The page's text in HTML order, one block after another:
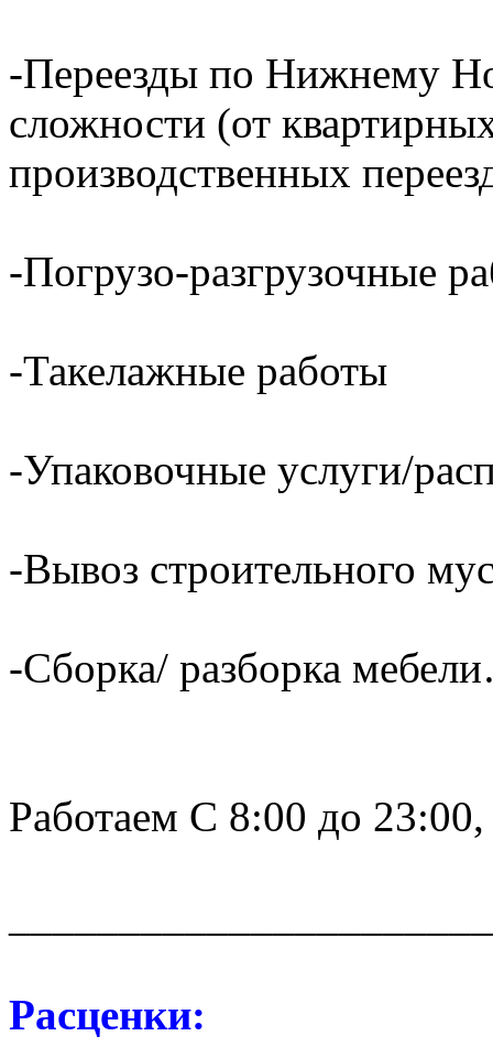
-Переезды по Нижнему
сложности (от
производственных
-Погрузо-разгрузочные
-Такелажные работы
-Упаковочные услуги/
-Вывоз строительного
-Сборка/ разборка
Работаем С 8:00 до
Расценки: